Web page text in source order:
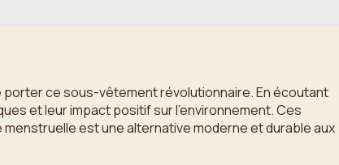
ce sous-vêtement révolutionnaire. En écoutant
et leur impact positif sur l’environnement. Ces
est une alternative moderne et durable aux